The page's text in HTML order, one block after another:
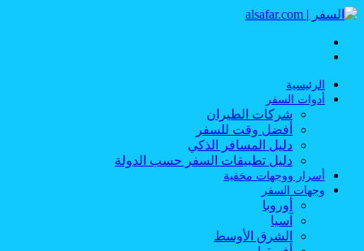
الرئيسية
أدوات السفر
شركات الطيران
أفضل وقت للسفر
دليل المسافر الذكي
دليل تطبيقات السفر حسب الدولة
أسرار ووجهات مخفية
وجهات السفر
أوروبا
آسيا
الشرق الأوسط